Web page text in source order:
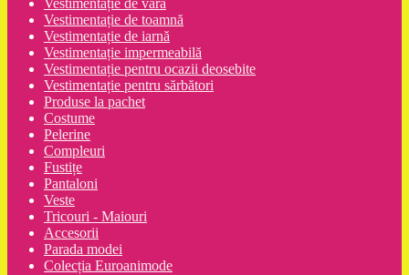
Vestimentație de vară
Vestimentație de toamnă
Vestimentație de iarnă
Vestimentație impermeabilă
Vestimentație pentru ocazii deosebite
Vestimentație pentru sărbători
Produse la pachet
Costume
Pelerine
Compleuri
Fustițe
Pantaloni
Veste
Tricouri - Maiouri
Accesorii
Parada modei
Colecția Euroanimode